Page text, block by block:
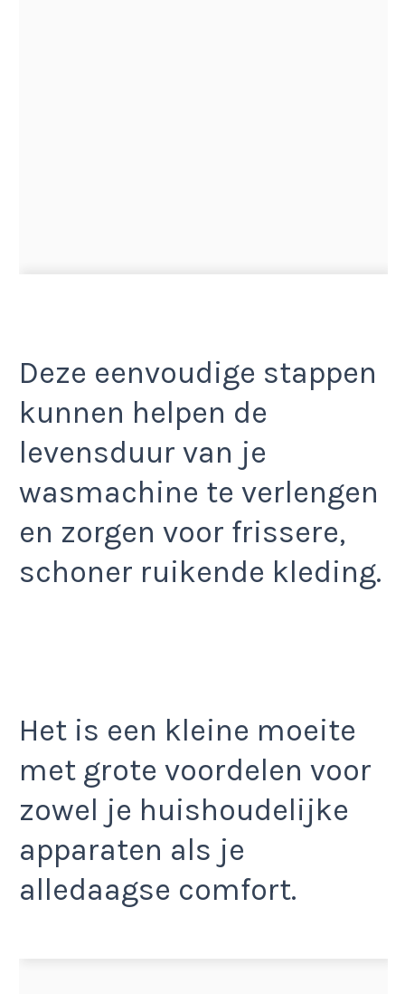
Deze eenvoudige stappen
kunnen helpen de
levensduur van je
wasmachine te verlengen
en zorgen voor frissere,
schoner ruikende kleding.
Het is een kleine moeite
met grote voordelen voor
zowel je huishoudelijke
apparaten als je
alledaagse comfort.